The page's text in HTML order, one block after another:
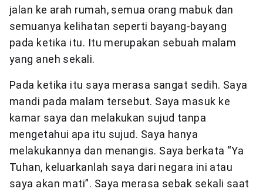
jalan ke arah rumah, semua orang mabuk dan
semuanya kelihatan seperti bayang-bayang
pada ketika itu. Itu merupakan sebuah malam
yang aneh sekali.
Pada ketika itu saya merasa sangat sedih. Saya
mandi pada malam tersebut. Saya masuk ke
kamar saya dan melakukan sujud tanpa
mengetahui apa itu sujud. Saya hanya
melakukannya dan menangis. Saya berkata “Ya
Tuhan, keluarkanlah saya dari negara ini atau
saya akan mati”. Saya merasa sebak sekali saat